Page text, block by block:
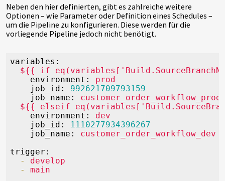
Neben den hier definierten, gibt es zahlreiche weitere
Optionen – wie Parameter oder Definition eines Schedules –
um die Pipeline zu konfigurieren. Diese werden für die
vorliegende Pipeline jedoch nicht benötigt.
variables:
${{
if
environment:
prod
job_id:
992621709793159
job_name:
customer_order_workflow_prod
${{
elseif
environment:
dev
job_id:
1110277934396267
job_name:
customer_order_workflow_dev
trigger:
-
develop
-
main